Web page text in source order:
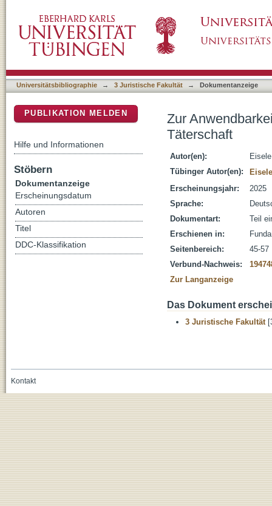
Universitätsbibliographie → 3 Juristische Fakultät → Dokumentanzeige
Zur
Täterschaft
Autor(en):
Tübinger Autor(en):
Erscheinungsjahr:
2025
Sprache:
Dokumentart:
Teil
Erschienen in:
Seitenbereich:
45-57
Verbund-Nachweis:
Zur Langanzeige
Das Dokument
3 Juristische Fakultät
PUBLIKATION MELDEN
Hilfe und Informationen
Stöbern
Dokumentanzeige
Erscheinungsdatum
Autoren
Titel
DDC-Klassifikation
Kontakt